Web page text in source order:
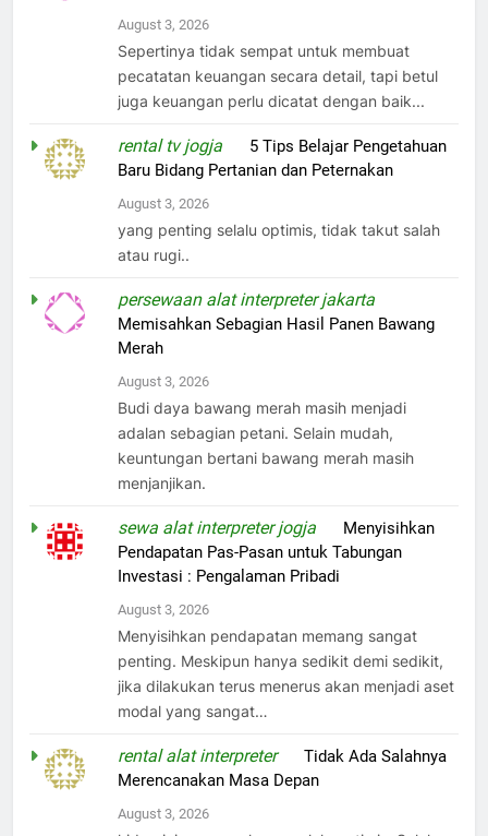
August 3, 2026
Sepertinya tidak sempat untuk membuat
pecatatan keuangan secara detail, tapi betul
juga keuangan perlu dicatat dengan baik...
rental tv jogja
5 Tips Belajar Pengetahuan
Baru Bidang Pertanian dan Peternakan
August 3, 2026
yang penting selalu optimis, tidak takut salah
atau rugi..
persewaan alat interpreter jakarta
Memisahkan Sebagian Hasil Panen Bawang
Merah
August 3, 2026
Budi daya bawang merah masih menjadi
adalan sebagian petani. Selain mudah,
keuntungan bertani bawang merah masih
menjanjikan.
sewa alat interpreter jogja
Menyisihkan
Pendapatan Pas-Pasan untuk Tabungan
Investasi : Pengalaman Pribadi
August 3, 2026
Menyisihkan pendapatan memang sangat
penting. Meskipun hanya sedikit demi sedikit,
jika dilakukan terus menerus akan menjadi aset
modal yang sangat…
rental alat interpreteronTidak Ada Salahnya
Merencanakan Masa Depan
August 3, 2026